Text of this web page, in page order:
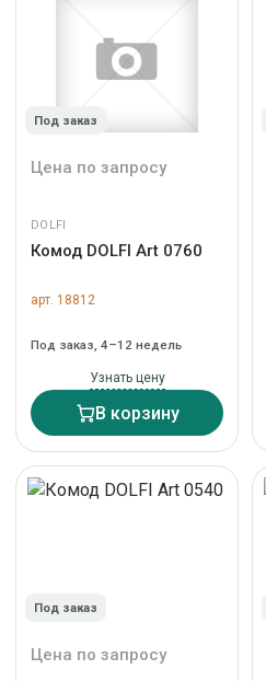
Под заказ
Цена по запросу
DOLFI
Комод DOLFI Art 0760
арт. 18812
Под заказ, 4–12 недель
Узнать цену
В корзину
Под заказ
Цена по запросу